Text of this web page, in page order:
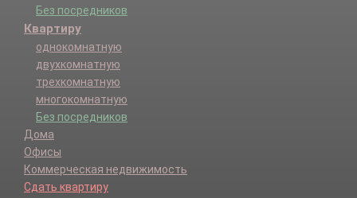
Без посредников
Квартиру
однокомнатную
двухкомнатную
трехкомнатную
многокомнатную
Без посредников
Дома
Офисы
Коммерческая недвижимость
Сдать квартиру